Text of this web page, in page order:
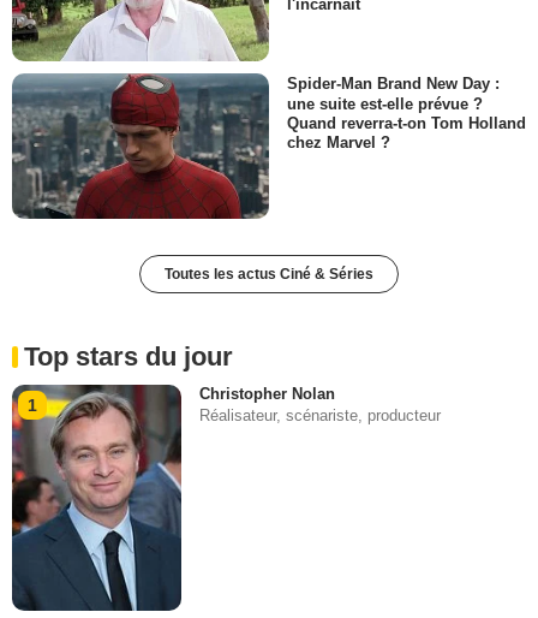
l'incarnait
Spider-Man Brand New Day :
une suite est-elle prévue ?
Quand reverra-t-on Tom Holland
chez Marvel ?
Toutes les actus Ciné & Séries
Top stars du jour
1
Christopher Nolan
Réalisateur, scénariste, producteur